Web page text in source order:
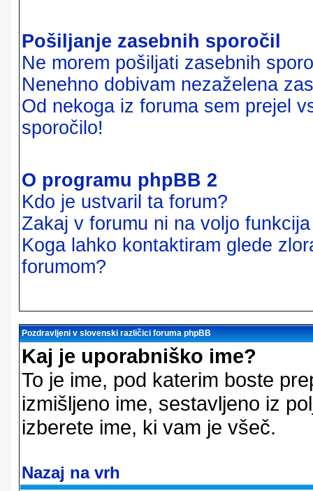
Pošiljanje zasebnih sporočil
Ne morem pošiljati zasebnih
Nenehno dobivam nezaželena
Od nekoga iz foruma sem prejel
sporočilo!
O programu phpBB 2
Kdo je ustvaril ta forum?
Zakaj v forumu ni na voljo
Koga lahko kontaktiram glede
forumom?
Pozdravljeni v slovenski različici foruma phpBB
Kaj je uporabniško ime?
To je ime, pod katerim boste
izmišljeno ime, sestavljeno iz
izberete ime, ki vam je všeč.
Nazaj na vrh